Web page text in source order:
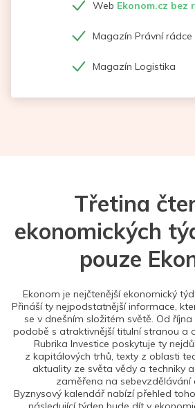
Web Ekonom.cz bez
Magazín Právní rádce
Magazín Logistika
Třetina
ekonomických
pouze
Ekonom je nejčtenější ekonomický
Přináší ty nejpodstatnější informace,
se v dnešním složitém světě. Od
podobě s atraktivnější titulní stranou a
Rubrika Investice poskytuje ty
z kapitálových trhů, texty z oblasti
aktuality ze světa vědy a techniky
zaměřena na sebevzdělávání
Byznysový kalendář nabízí přehled